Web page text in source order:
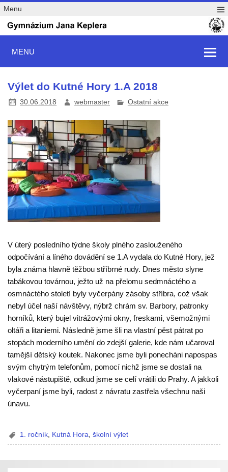
Menu
MENU
Výlet do Kutné Hory 1.A 2018
30.06.2018 webmaster Ostatní akce
V úterý posledního týdne školy plného zaslouženého
odpočívání a líného dovádění se 1.A vydala do Kutné Hory, jež
byla známa hlavně těžbou stříbrné rudy. Dnes město slyne
tabákovou továrnou, ježto už na přelomu sedmnáctého a
osmnáctého století byly vyčerpány zásoby stříbra, což však
nebyl účel naší návštěvy, nýbrž chrám sv. Barbory, patronky
horníků, který bujel vitrážovými okny, freskami, všemožnými
oltáři a litaniemi. Následně jsme šli na vlastní pěst pátrat po
stopách moderního umění do zdejší galerie, kde nám učaroval
tamější dětský koutek. Nakonec jsme byli ponecháni napospas
svým chytrým telefonům, pomocí nichž jsme se dostali na
vlakové nástupiště, odkud jsme se celí vrátili do Prahy. A jakkoli
vyčerpaní jsme byli, radost z návratu zastřela všechnu naši
únavu.
1. ročník Kutná Hora ,školní výlet